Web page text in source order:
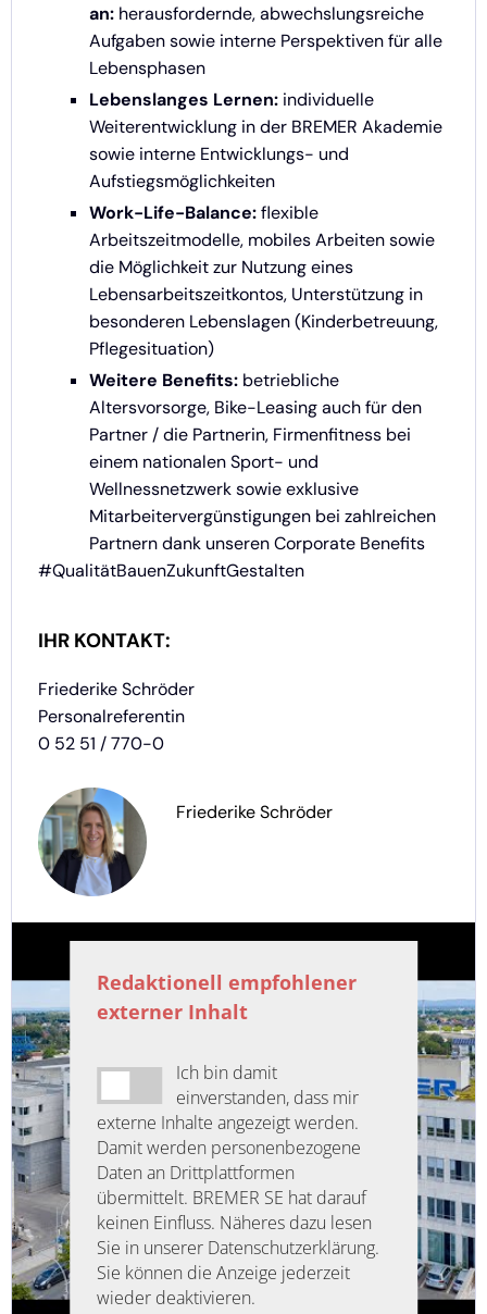
an: herausfordernde, abwechslungsreiche
Aufgaben sowie interne Perspektiven für alle
Lebensphasen
Lebenslanges Lernen: individuelle
Weiterentwicklung in der BREMER Akademie
sowie interne Entwicklungs- und
Aufstiegsmöglichkeiten
Work-Life-Balance:flexible
Arbeitszeitmodelle, mobiles Arbeiten sowie
die Möglichkeit zur Nutzung eines
Lebensarbeitszeitkontos, Unterstützung in
besonderen Lebenslagen (Kinderbetreuung,
Pflegesituation)
Weitere Benefits: betriebliche
Altersvorsorge, Bike-Leasing auch für den
Partner / die Partnerin, Firmenfitness bei
einem nationalen Sport- und
Wellnessnetzwerk sowie exklusive
Mitarbeitervergünstigungen bei zahlreichen
Partnern dank unseren Corporate Benefits
#QualitätBauenZukunftGestalten
IHR KONTAKT:
Friederike Schröder
Personalreferentin
0 52 51 / 770-0
Friederike Schröder
Redaktionell empfohlener
externer Inhalt
Ich bin damit
einverstanden, dass mir
externe Inhalte angezeigt werden.
Damit werden personenbezogene
Daten an Drittplattformen
übermittelt. BREMER SE hat darauf
keinen Einfluss. Näheres dazu lesen
Sie in unserer Datenschutzerklärung.
Sie können die Anzeige jederzeit
wieder deaktivieren.